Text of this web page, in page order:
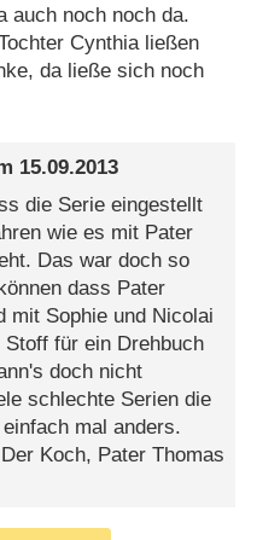
auch noch noch da.
Cynthia ließen
da ließe sich noch
15.09.2013
die Serie eingestellt
wie es mit Pater
Das war doch so
dass Pater
mit Sophie und Nicolai
für ein Drehbuch
doch nicht
schlechte Serien die
mal anders.
Koch, Pater Thomas